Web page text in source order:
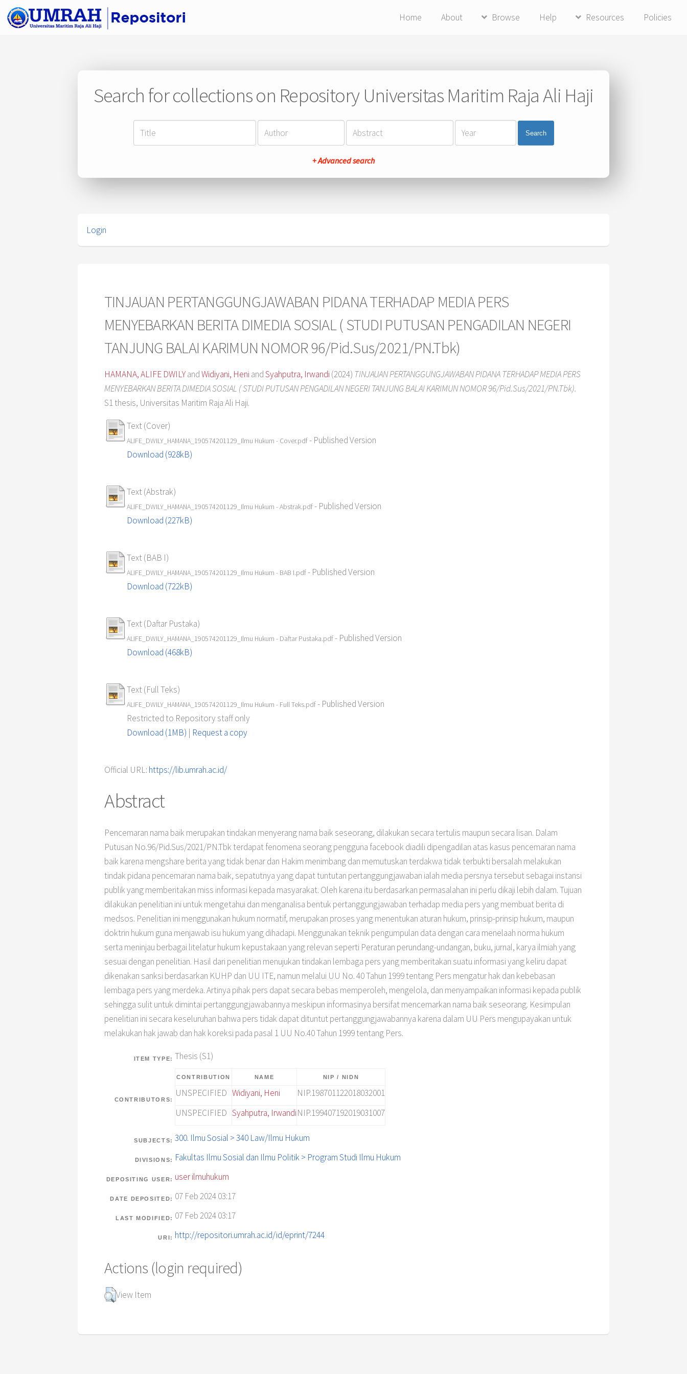
Home About Browse Help Resources Policies
Search for collections on Repository Universitas Maritim Raja Ali Haji
Search
+ Advanced search
Login
TINJAUAN PERTANGGUNGJAWABAN PIDANA TERHADAP MEDIA PERS
MENYEBARKAN BERITA DIMEDIA SOSIAL ( STUDI PUTUSAN PENGADILAN NEGERI
TANJUNG BALAI KARIMUN NOMOR 96/Pid.Sus/2021/PN.Tbk)
HAMANA, ALIFE DWILYandWidiyani, Heni andSyahputra, Irwandi (2024) TINJAUAN PERTANGGUNGJAWABAN PIDANA TERHADAP MEDIA PERS
MENYEBARKAN BERITA DIMEDIA SOSIAL ( STUDI PUTUSAN PENGADILAN NEGERI TANJUNG BALAI KARIMUN NOMOR 96/Pid.Sus/2021/PN.Tbk).
S1 thesis, Universitas Maritim Raja Ali Haji.
Text (Cover)
ALIFE_DWILY_HAMANA_190574201129_Ilmu Hukum - Cover.pdf- Published Version
Download (928kB)
Text (Abstrak)
ALIFE_DWILY_HAMANA_190574201129_Ilmu Hukum - Abstrak.pdf- Published Version
Download (227kB)
Text (BAB I)
ALIFE_DWILY_HAMANA_190574201129_Ilmu Hukum - BAB I.pdf- Published Version
Download (722kB)
Text (Daftar Pustaka)
ALIFE_DWILY_HAMANA_190574201129_Ilmu Hukum - Daftar Pustaka.pdf- Published Version
Download (468kB)
Text (Full Teks)
ALIFE_DWILY_HAMANA_190574201129_Ilmu Hukum - Full Teks.pdf- Published Version
Restricted to Repository staff only
Download (1MB) | Request a copy
Official URL: https://lib.umrah.ac.id/
Abstract
Pencemaran nama baik merupakan tindakan menyerang nama baik seseorang, dilakukan secara tertulis maupun secara lisan. Dalam
Putusan No.96/Pid.Sus/2021/PN.Tbk terdapat fenomena seorang pengguna facebook diadili dipengadilan atas kasus pencemaran nama
baik karena mengshare berita yang tidak benar dan Hakim menimbang dan memutuskan terdakwa tidak terbukti bersalah melakukan
tindak pidana pencemaran nama baik, sepatutnya yang dapat tuntutan pertanggungjawaban ialah media persnya tersebut sebagai instansi
publik yang memberitakan miss informasi kepada masyarakat. Oleh karena itu berdasarkan permasalahan ini perlu dikaji lebih dalam. Tujuan
dilakukan penelitian ini untuk mengetahui dan menganalisa bentuk pertanggungjawaban terhadap media pers yang membuat berita di
medsos. Penelitian ini menggunakan hukum normatif, merupakan proses yang menentukan aturan hukum, prinsip-prinsip hukum, maupun
doktrin hukum guna menjawab isu hukum yang dihadapi. Menggunakan teknik pengumpulan data dengan cara menelaah norma hukum
serta meninjau berbagai litelatur hukum kepustakaan yang relevan seperti Peraturan perundang-undangan, buku, jurnal, karya ilmiah yang
sesuai dengan penelitian. Hasil dari penelitian menujukan tindakan lembaga pers yang memberitakan suatu informasi yang keliru dapat
dikenakan sanksi berdasarkan KUHP dan UU ITE, namun melalui UU No. 40 Tahun 1999 tentang Pers mengatur hak dan kebebasan
lembaga pers yang merdeka. Artinya pihak pers dapat secara bebas memperoleh, mengelola, dan menyampaikan informasi kepada publik
sehingga sulit untuk dimintai pertanggungjawabannya meskipun informasinya bersifat mencemarkan nama baik seseorang. Kesimpulan
penelitian ini secara keseluruhan bahwa pers tidak dapat dituntut pertanggungjawabannya karena dalam UU Pers mengupayakan untuk
melakukan hak jawab dan hak koreksi pada pasal 1 UU No.40 Tahun 1999 tentang Pers.
ITEM TYPE: Thesis (S1)
CONTRIBUTORS:
CONTRIBUTION NAME NIP / NIDN
UNSPECIFIED Widiyani, Heni
NIP.198701122018032001
UNSPECIFIED Syahputra, IrwandiNIP.199407192019031007
SUBJECTS: 300. Ilmu Sosial > 340 Law/Ilmu Hukum
DIVISIONS: Fakultas Ilmu Sosial dan Ilmu Politik > Program Studi Ilmu Hukum
DEPOSITING USER: user ilmuhukum
DATE DEPOSITED: 07 Feb 2024 03:17
LAST MODIFIED: 07 Feb 2024 03:17
URI: http://repositori.umrah.ac.id/id/eprint/7244
Actions (login required)
View Item